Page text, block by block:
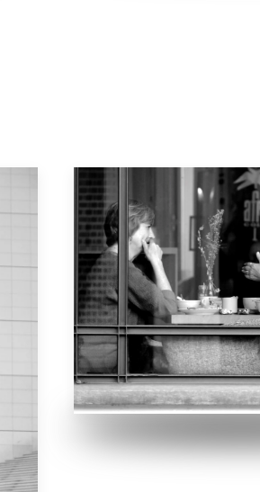
An einem
Zwei attraktive
sich angeregt in
ziehen meinen Blick